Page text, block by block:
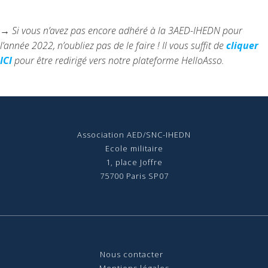
→ Si vous n’avez pas encore adhéré à la 3AED-IHEDN pour
l’année 2022, n’oubliez pas de le faire ! Il vous suffit decliquer
ICIpour être redirigé vers notre plateforme HelloAsso.
Association AED/SNC-IHEDN
Ecole militaire
1, place Joffre
75700 Paris SP07
Nous contacter